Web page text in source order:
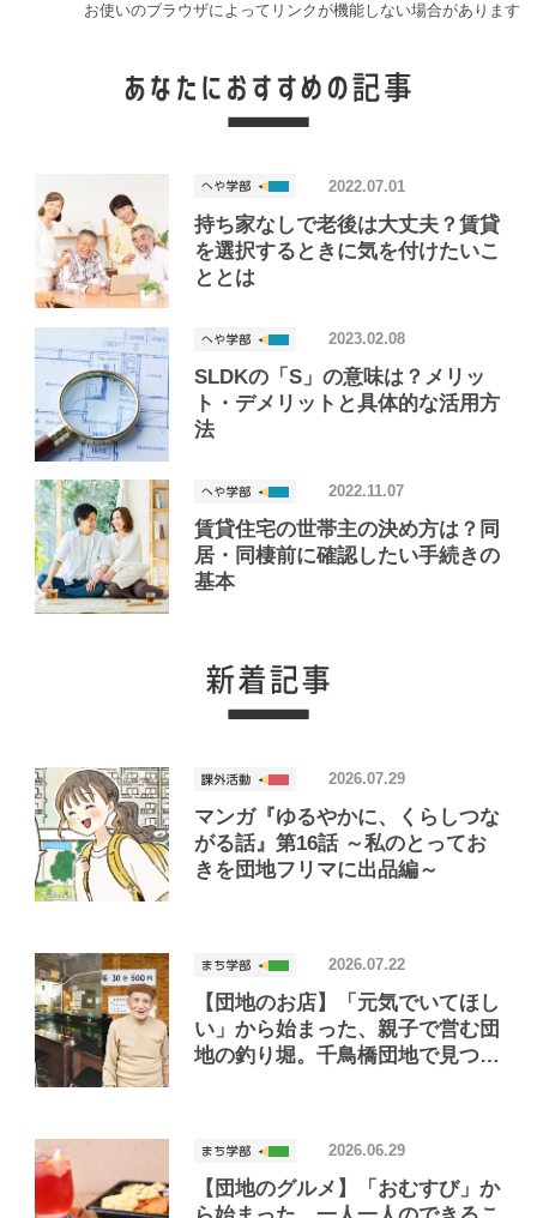
お使いのブラウザによってリンクが機能しない場合があります
持ち家なしで老後は大丈夫？賃貸
を選択するときに気を付けたいこ
ととは
2022.07.01
SLDKの「S」の意味は？メリッ
ト・デメリットと具体的な活用方
法
2023.02.08
賃貸住宅の世帯主の決め方は？同
居・同棲前に確認したい手続きの
基本
2022.11.07
マンガ『ゆるやかに、くらしつな
がる話』第16話 ～私のとってお
きを団地フリマに出品編～
2026.07.29
【団地のお店】「元気でいてほし
い」から始まった、親子で営む団
地の釣り堀。千鳥橋団地で見つけ
2026.07.22
【団地のグルメ】「おむすび」か
2026.06.29